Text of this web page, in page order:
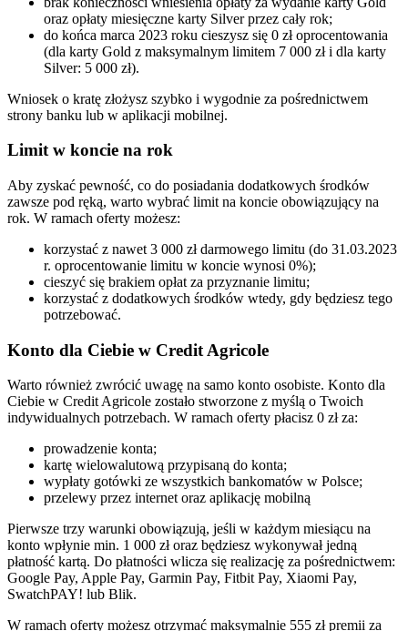
oraz opłaty miesięczne karty Silver przez cały rok;
do końca marca 2023 roku cieszysz się 0 zł oprocentowania
(dla karty Gold z maksymalnym limitem 7 000 zł i dla karty
Silver: 5 000 zł).
Wniosek o kratę złożysz szybko i wygodnie za pośrednictwem
strony banku lub w aplikacji mobilnej.
Limit w koncie na rok
Aby zyskać pewność, co do posiadania dodatkowych środków
zawsze pod ręką, warto wybrać limit na koncie obowiązujący na
rok. W ramach oferty możesz:
korzystać z nawet 3 000 zł darmowego limitu (do 31.03.2023
r. oprocentowanie limitu w koncie wynosi 0%);
cieszyć się brakiem opłat za przyznanie limitu;
korzystać z dodatkowych środków wtedy, gdy będziesz tego
potrzebować.
Konto dla Ciebie w Credit Agricole
Warto również zwrócić uwagę na samo konto osobiste. Konto dla
Ciebie w Credit Agricole zostało stworzone z myślą o Twoich
indywidualnych potrzebach. W ramach oferty płacisz 0 zł za:
prowadzenie konta;
kartę wielowalutową przypisaną do konta;
wypłaty gotówki ze wszystkich bankomatów w Polsce;
przelewy przez internet oraz aplikację mobilną
Pierwsze trzy warunki obowiązują, jeśli w każdym miesiącu na
konto wpłynie min. 1 000 zł oraz będziesz wykonywał jedną
płatność kartą. Do płatności wlicza się realizację za pośrednictwem:
Google Pay, Apple Pay, Garmin Pay, Fitbit Pay, Xiaomi Pay,
SwatchPAY! lub Blik.
W ramach oferty możesz otrzymać maksymalnie 555 zł premii za